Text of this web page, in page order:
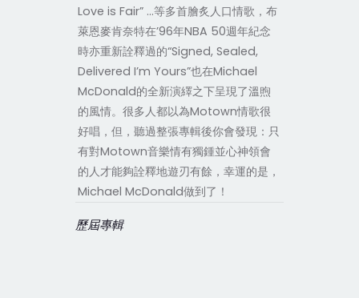
Love is Fair” …等多首膾炙人口情歌，布
萊恩麥肯奈特在’96年NBA 50週年紀念
時亦重新詮釋過的“Signed, Sealed,
Delivered I’m Yours”也在Michael
McDonald的全新演繹之下呈現了溫煦
的風情。很多人都以為Motown情歌很
好唱，但，聽過整張專輯後你會發現：只
有對Motown音樂情有獨鍾並心神領會
的人才能夠詮釋地遊刃有餘，幸運的是，
Michael McDonald做到了！
歷屆專輯